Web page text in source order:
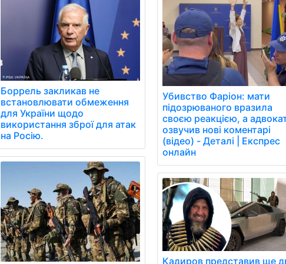
Боррель закликав не
встановлювати обмеження
для України щодо
використання зброї для атак
на Росію.
Убивство Фаріон: мати
підозрюваного вразила
своєю реакцією, а
озвучив нові коментарі
(відео) - Деталі | Експрес
онлайн
Кадиров представив ще